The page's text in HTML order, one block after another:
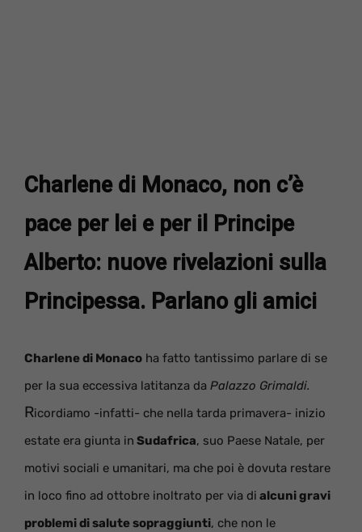
Charlene di Monaco, non c’è
pace per lei e per il Principe
Alberto: nuove rivelazioni sulla
Principessa. Parlano gli amici
Charlene di Monaco ha fatto tantissimo parlare di se
per la sua eccessiva latitanza da Palazzo Grimaldi.
Ricordiamo -infatti- che nella tarda primavera- inizio
estate era giunta in Sudafrica, suo Paese Natale, per
motivi sociali e umanitari, ma che poi è dovuta restare
in loco fino ad ottobre inoltrato per via di alcuni gravi
problemi di salute sopraggiunti, che non le